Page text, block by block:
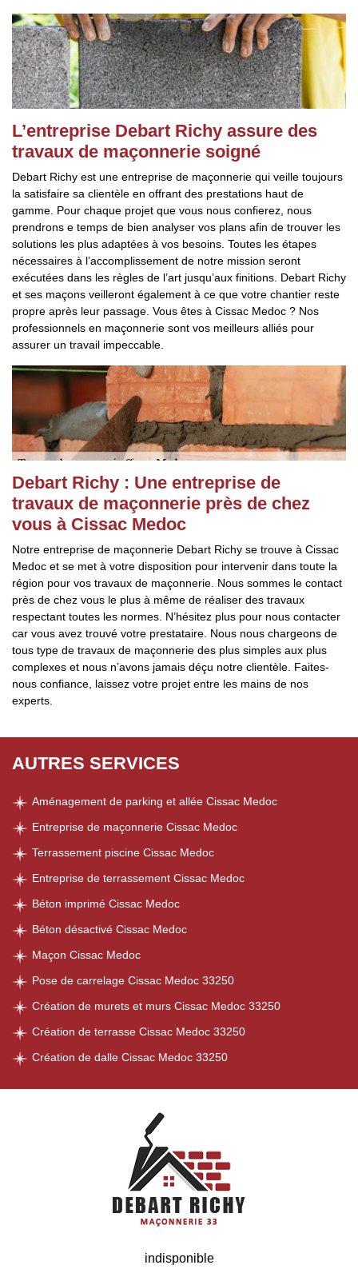
L’entreprise Debart Richy assure des
travaux de maçonnerie soigné
Debart Richy est une entreprise de maçonnerie qui veille toujours
la satisfaire sa clientèle en offrant des prestations haut de
gamme. Pour chaque projet que vous nous confierez, nous
prendrons e temps de bien analyser vos plans afin de trouver les
solutions les plus adaptées à vos besoins. Toutes les étapes
nécessaires à l’accomplissement de notre mission seront
exécutées dans les règles de l’art jusqu’aux finitions. Debart Richy
et ses maçons veilleront également à ce que votre chantier reste
propre après leur passage. Vous êtes à Cissac Medoc ? Nos
professionnels en maçonnerie sont vos meilleurs alliés pour
assurer un travail impeccable.
Debart Richy : Une entreprise de
travaux de maçonnerie près de chez
vous à Cissac Medoc
Notre entreprise de maçonnerie Debart Richy se trouve à Cissac
Medoc et se met à votre disposition pour intervenir dans toute la
région pour vos travaux de maçonnerie. Nous sommes le contact
près de chez vous le plus à même de réaliser des travaux
respectant toutes les normes. N’hésitez plus pour nous contacter
car vous avez trouvé votre prestataire. Nous nous chargeons de
tous type de travaux de maçonnerie des plus simples aux plus
complexes et nous n’avons jamais déçu notre clientèle. Faites-
nous confiance, laissez votre projet entre les mains de nos
experts.
AUTRES SERVICES
Aménagement de parking et allée Cissac Medoc
Entreprise de maçonnerie Cissac Medoc
Terrassement piscine Cissac Medoc
Entreprise de terrassement Cissac Medoc
Béton imprimé Cissac Medoc
Béton désactivé Cissac Medoc
Maçon Cissac Medoc
Pose de carrelage Cissac Medoc 33250
Création de murets et murs Cissac Medoc 33250
Création de terrasse Cissac Medoc 33250
Création de dalle Cissac Medoc 33250
indisponible